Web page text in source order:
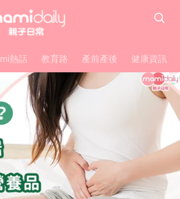
熱話 教育路 產前產後 健康資訊